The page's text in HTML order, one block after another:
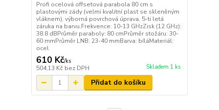
Profi ocelová offsetová parabola 80 cm s
plastovými zády (velmi kvalitní plast se skleněným
vláknem), výborná povrchová úprava, 5-ti letá
záruka na barvu.Frekvence: 10-13 GHzZisk (12 GHz):
38.8 dBPrůměr paraboly: 80 cmPrůměr stožáru: 30-
60 mmPrůměr LNB: 23-40 mmBarva: bíláMateriál:
ocel
610 Kč/ks
504,13 Kč bez DPH Skladem 1 ks
Přidat do košíku